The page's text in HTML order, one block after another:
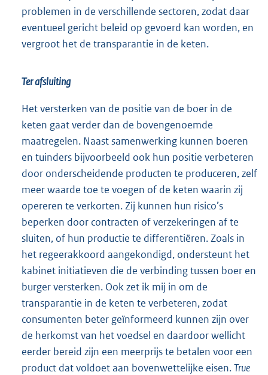
problemen in de verschillende sectoren, zodat daar
eventueel gericht beleid op gevoerd kan worden, en
vergroot het de transparantie in de keten.
Ter afsluiting
Het versterken van de positie van de boer in de
keten gaat verder dan de bovengenoemde
maatregelen. Naast samenwerking kunnen boeren
en tuinders bijvoorbeeld ook hun positie verbeteren
door onderscheidende producten te produceren, zelf
meer waarde toe te voegen of de keten waarin zij
opereren te verkorten. Zij kunnen hun risico’s
beperken door contracten of verzekeringen af te
sluiten, of hun productie te differentiëren. Zoals in
het regeerakkoord aangekondigd, ondersteunt het
kabinet initiatieven die de verbinding tussen boer en
burger versterken. Ook zet ik mij in om de
transparantie in de keten te verbeteren, zodat
consumenten beter geïnformeerd kunnen zijn over
de herkomst van het voedsel en daardoor wellicht
eerder bereid zijn een meerprijs te betalen voor een
product dat voldoet aan bovenwettelijke eisen.True